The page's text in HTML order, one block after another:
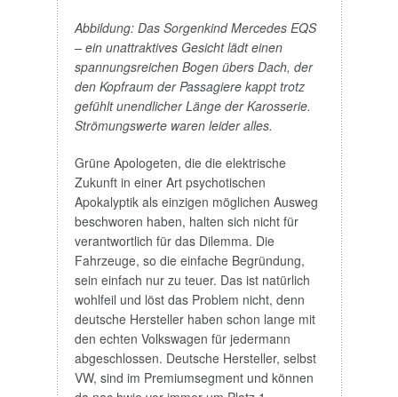
Abbildung: Das Sorgenkind Mercedes EQS
– ein unattraktives Gesicht lädt einen
spannungsreichen Bogen übers Dach, der
den Kopfraum der Passagiere kappt trotz
gefühlt unendlicher Länge der Karosserie.
Strömungswerte waren leider alles.
Grüne Apologeten, die die elektrische
Zukunft in einer Art psychotischen
Apokalyptik als einzigen möglichen Ausweg
beschworen haben, halten sich nicht für
verantwortlich für das Dilemma. Die
Fahrzeuge, so die einfache Begründung,
sein einfach nur zu teuer. Das ist natürlich
wohlfeil und löst das Problem nicht, denn
deutsche Hersteller haben schon lange mit
den echten Volkswagen für jedermann
abgeschlossen. Deutsche Hersteller, selbst
VW, sind im Premiumsegment und können